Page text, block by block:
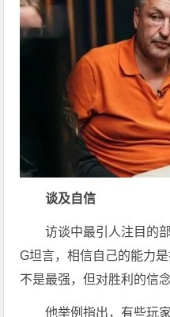
谈及自信
访谈中最引人注目的
G坦言，相信自己的能力
不是最强，但对胜利的信
他举例指出，有些玩